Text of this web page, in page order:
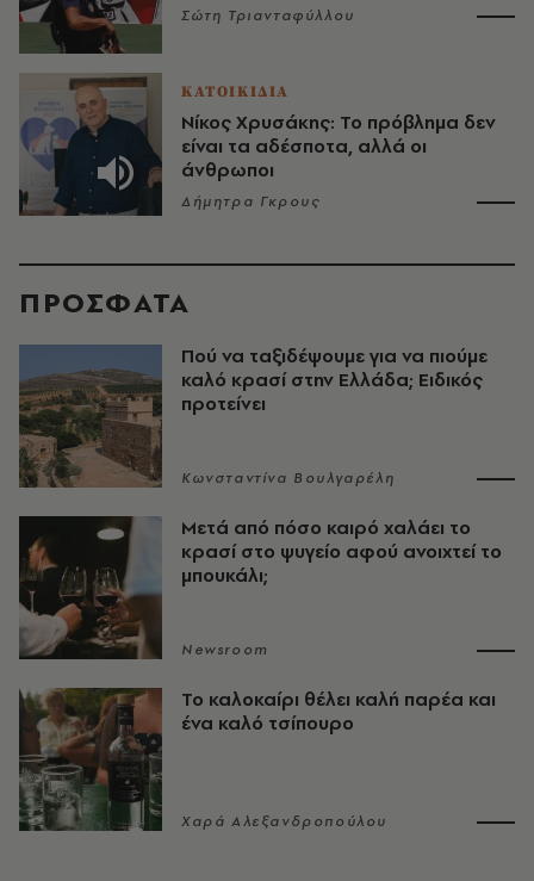
Σώτη Τριανταφύλλου
ΚΑΤΟΙΚΙΔΙΑ
Νίκος Χρυσάκης: Το πρόβλημα δεν
είναι τα αδέσποτα, αλλά οι
άνθρωποι
Δήμητρα Γκρους
ΠΡΟΣΦΑΤΑ
Πού να ταξιδέψουμε για να πιούμε
καλό κρασί στην Ελλάδα; Ειδικός
προτείνει
Κωνσταντίνα Βουλγαρέλη
Μετά από πόσο καιρό χαλάει το
κρασί στο ψυγείο αφού ανοιχτεί το
μπουκάλι;
Newsroom
Το καλοκαίρι θέλει καλή παρέα και
ένα καλό τσίπουρο
Χαρά Αλεξανδροπούλου